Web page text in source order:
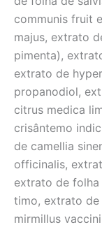
communis fruit
majus, extrato
pimenta),
extrato de
propanodiol,
citrus medica
crisântemo
de camellia
officinalis,
extrato de
timo, extrato
mirmillus